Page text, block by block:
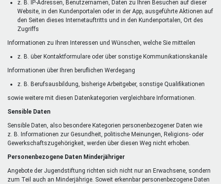
z. B. IP-Adressen, Benutzernamen, Daten zu Ihren Besuchen auf dieser
Website, in den Kundenportalen oder in der App, ausgeführte Aktionen auf
den Seiten dieses Internetauftritts und in den Kundenportalen, Ort des
Zugriffs
Informationen zu Ihren Interessen und Wünschen, welche Sie mitteilen
z. B. über Kontaktformulare oder über sonstige Kommunikationskanäle
Informationen über Ihren beruflichen Werdegang
z. B. Berufsausbildung, bisherige Arbeitgeber, sonstige Qualifikationen
sowie weitere mit diesen Datenkategorien vergleichbare Informationen.
Sensible Daten
Sensible Daten, also besondere Kategorien personenbezogener Daten wie
z. B. Informationen zur Gesundheit, politische Meinungen, Religions- oder
Gewerkschaftszugehörigkeit, werden über diesen Weg nicht erhoben.
Personenbezogene Daten Minderjähriger
Angebote der Jugendstiftung richten sich nicht nur an Erwachsene, sondern
zum Teil auch an Minderjährige. Soweit erkennbar personenbezogene Daten